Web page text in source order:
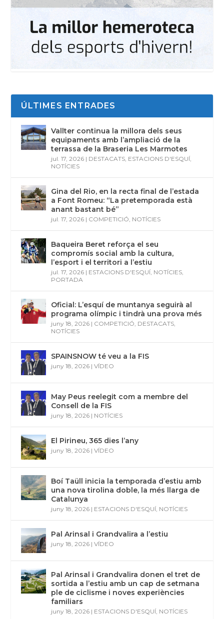
ÚLTIMES ENTRADES
Vallter continua la millora dels seus
equipaments amb l’ampliació de la
terrassa de la Braseria Les Marmotes
jul. 17, 2026 | DESTACATS, ESTACIONS D'ESQUÍ,
NOTÍCIES
Gina del Rio, en la recta final de l’estada
a Font Romeu: “La pretemporada està
anant bastant bé”
jul. 17, 2026 | COMPETICIÓ, NOTÍCIES
Baqueira Beret reforça el seu
compromís social amb la cultura,
l’esport i el territori a l’estiu
jul. 17, 2026 | ESTACIONS D'ESQUÍ, NOTÍCIES,
PORTADA
Oficial: L’esquí de muntanya seguirà al
programa olímpic i tindrà una prova més
juny 18, 2026 | COMPETICIÓ, DESTACATS,
NOTÍCIES
SPAINSNOW té veu a la FIS
juny 18, 2026 |VÍDEO
May Peus reelegit com a membre del
Consell de la FIS
juny 18, 2026 | NOTÍCIES
El Pirineu, 365 dies l’any
juny 18, 2026 |VÍDEO
Boí Taüll inicia la temporada d’estiu amb
una nova tirolina doble, la més llarga de
Catalunya
juny 18, 2026 | ESTACIONS D'ESQUÍ, NOTÍCIES
Pal Arinsal i Grandvalira a l’estiu
juny 18, 2026 |VÍDEO
Pal Arinsal i Grandvalira donen el tret de
sortida a l’estiu amb un cap de setmana
ple de ciclisme i noves experiències
familiars
juny 18, 2026 | ESTACIONS D'ESQUÍ, NOTÍCIES